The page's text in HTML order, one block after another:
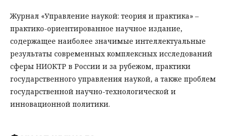
Журнал «Управление наукой: теория и практика» –
практико-ориентированное научное издание,
содержащее наиболее значимые интеллектуальные
результаты современных комплексных исследований
сферы НИОКТР в России и за рубежом, практики
государственного управления наукой, а также проблем
государственной научно-технологической и
инновационной политики.